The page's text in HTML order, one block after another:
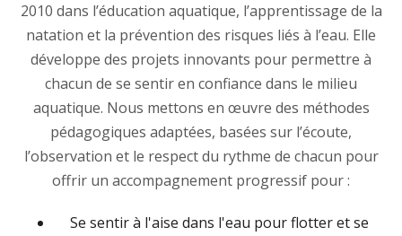
2010 dans l’éducation aquatique, l’apprentissage de la
natation et la prévention des risques liés à l’eau. Elle
développe des projets innovants pour permettre à
chacun de se sentir en confiance dans le milieu
aquatique. Nous mettons en œuvre des méthodes
pédagogiques adaptées, basées sur l’écoute,
l’observation et le respect du rythme de chacun pour
offrir un accompagnement progressif pour :
Se sentir à l'aise dans l'eau pour flotter et se